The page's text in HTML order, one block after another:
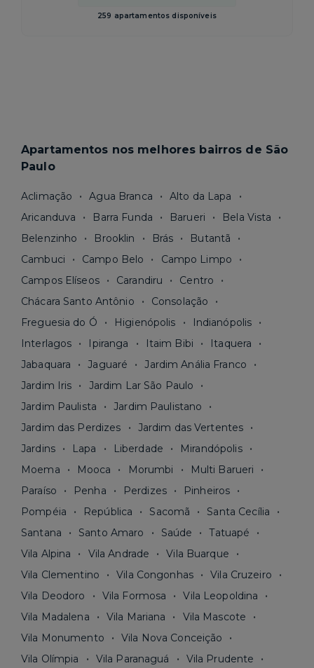
259 apartamentos disponíveis
Apartamentos nos melhores bairros de São
Paulo
Aclimação Agua Branca
Alto da Lapa
Aricanduva
Barra Funda Barueri
Bela Vista
Belenzinho
Brooklin Brás
Butantã
Cambuci
Campo Belo
Campo Limpo
Campos Elíseos
Carandiru
Centro
Chácara Santo Antônio
Consolação
Freguesia do Ó
Higienópolis
Indianópolis
Interlagos
Ipiranga Itaim Bibi
Itaquera
Jabaquara
Jaguaré
Jardim Anália Franco
Jardim Iris
Jardim Lar São Paulo
Jardim Paulista
Jardim Paulistano
Jardim das Perdizes
Jardim das Vertentes
Jardins
Lapa Liberdade
Mirandópolis
Moema
Mooca Morumbi
Multi Barueri
Paraíso
Penha Perdizes
Pinheiros
Pompéia
República Sacomã
Santa Cecília
Santana
Santo Amaro Saúde
Tatuapé
Vila Alpina
Vila Andrade
Vila Buarque
Vila Clementino
Vila Congonhas
Vila Cruzeiro
Vila Deodoro
Vila Formosa
Vila Leopoldina
Vila Madalena
Vila Mariana
Vila Mascote
Vila Monumento
Vila Nova Conceição
Vila Olímpia
Vila Paranaguá
Vila Prudente